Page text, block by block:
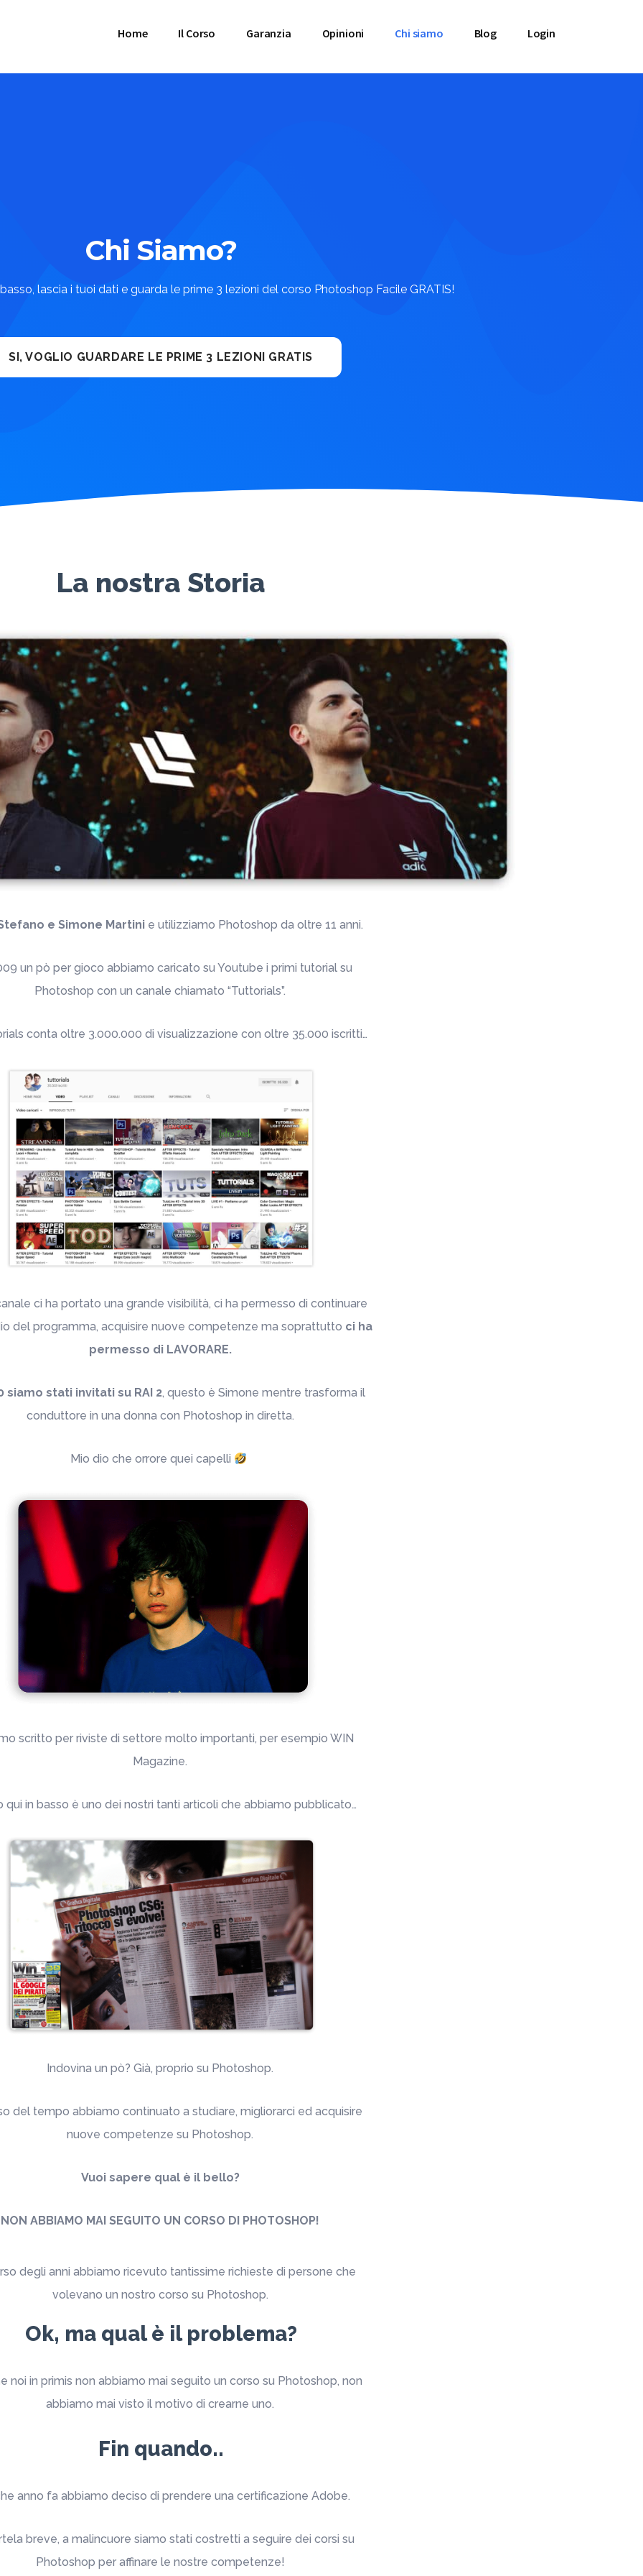
Home Il Corso Garanzia Opinioni Chi siamo Blog Login
Chi Siamo?
lascia i tuoi dati e guarda le prime 3 lezioni del corso Photoshop Facile GRATIS!
SI, VOGLIO GUARDARE LE PRIME 3 LEZIONI GRATIS
La nostra Storia
e Simone Martinie utilizziamo Photoshop da oltre 11 anni.
un pò per gioco abbiamo caricato su Youtube i primi tutorial su
Photoshop con un canale chiamato “Tuttorials”.
conta oltre 3.000.000 di visualizzazione con oltre 35.000 iscritti…
ci ha portato una grande visibilità, ci ha permesso di continuare
del programma, acquisire nuove competenze ma soprattutto ci ha
permesso di LAVORARE.
siamo stati invitati su RAI 2, questo è Simone mentre trasforma il
conduttore in una donna con Photoshop in diretta.
Mio dio che orrore quei capelli
scritto per riviste di settore molto importanti, per esempio WIN
Magazine.
qui in basso è uno dei nostri tanti articoli che abbiamo pubblicato…
Indovina un pò? Già, proprio su Photoshop.
del tempo abbiamo continuato a studiare, migliorarci ed acquisire
nuove competenze su Photoshop.
Vuoi sapere qual è il bello?
NON ABBIAMO MAI SEGUITO UN CORSO DI PHOTOSHOP!
degli anni abbiamo ricevuto tantissime richieste di persone che
volevano un nostro corso su Photoshop.
Ok, ma qual è il problema?
noi in primis non abbiamo mai seguito un corso su Photoshop, non
abbiamo mai visto il motivo di crearne uno.
Fin quando..
anno fa abbiamo deciso di prendere una certificazione Adobe.
breve, a malincuore siamo stati costretti a seguire dei corsi su
Photoshop per affinare le nostre competenze!